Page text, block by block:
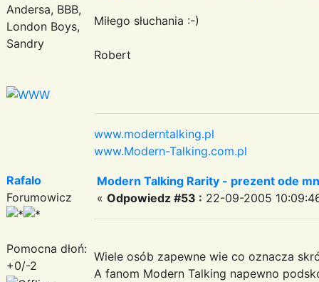
Andersa, BBB,
London Boys,
Sandry
Miłego słuchania :-)
Robert
www.moderntalking.pl
www.Modern-Talking.com.pl
Rafalo
Forumowicz
Pomocna dłoń:
+0/-2
Modern Talking Rarity - prezent ode
« Odpowiedz #53 : 22-09-2005
Wiele osób zapewne wie co oznacza
A fanom Modern Talking napewno